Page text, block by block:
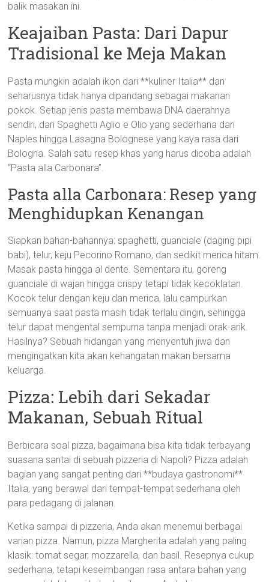
balik masakan ini.
Keajaiban Pasta: Dari Dapur
Tradisional ke Meja Makan
Pasta mungkin adalah ikon dari **kuliner Italia** dan
seharusnya tidak hanya dipandang sebagai makanan
pokok. Setiap jenis pasta membawa DNA daerahnya
sendiri, dari Spaghetti Aglio e Olio yang sederhana dari
Naples hingga Lasagna Bolognese yang kaya rasa dari
Bologna. Salah satu resep khas yang harus dicoba adalah
“Pasta alla Carbonara”.
Pasta alla Carbonara: Resep yang
Menghidupkan Kenangan
Siapkan bahan-bahannya: spaghetti, guanciale (daging pipi
babi), telur, keju Pecorino Romano, dan sedikit merica hitam.
Masak pasta hingga al dente. Sementara itu, goreng
guanciale di wajan hingga crispy tetapi tidak kecoklatan.
Kocok telur dengan keju dan merica, lalu campurkan
semuanya saat pasta masih tidak terlalu dingin, sehingga
telur dapat mengental sempurna tanpa menjadi orak-arik.
Hasilnya? Sebuah hidangan yang menyentuh jiwa dan
mengingatkan kita akan kehangatan makan bersama
keluarga.
Pizza: Lebih dari Sekadar
Makanan, Sebuah Ritual
Berbicara soal pizza, bagaimana bisa kita tidak terbayang
suasana santai di sebuah pizzeria di Napoli? Pizza adalah
bagian yang sangat penting dari **budaya gastronomi**
Italia, yang berawal dari tempat-tempat sederhana oleh
para pedagang di jalanan.
Ketika sampai di pizzeria, Anda akan menemui berbagai
varian pizza. Namun, pizza Margherita adalah yang paling
klasik: tomat segar, mozzarella, dan basil. Resepnya cukup
sederhana, tetapi keseimbangan rasa antara bahan yang